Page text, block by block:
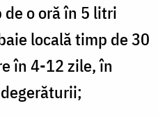
o oră în 5 litri
locală timp de 30
în 4-12 zile, în